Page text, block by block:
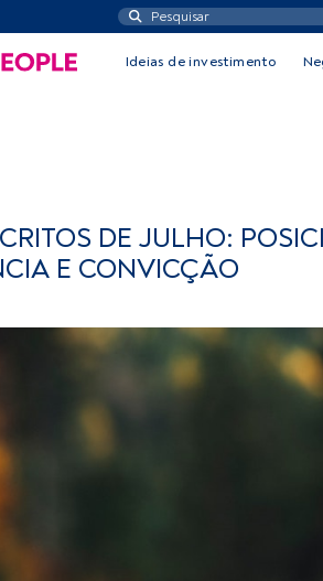
Ideias de investimento
DE JULHO:
E CONVICÇÃO